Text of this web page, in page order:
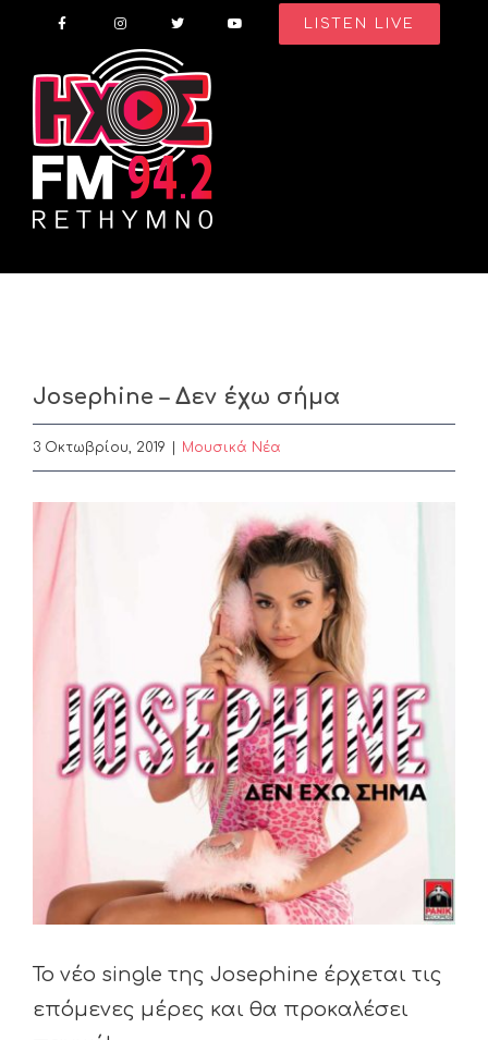
content
LISTEN LIVE
Josephine – Δεν έχω σήμα
3 Οκτωβρίου, 2019 Μουσικά Νέα
View
Larger
Image
Το νέο single της Josephine έρχεται τις
επόμενες μέρες και θα προκαλέσει